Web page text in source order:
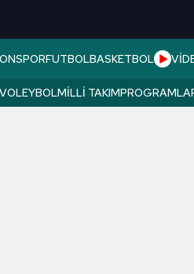
FUTBOLBASKETBOL
MILLI TAKIM